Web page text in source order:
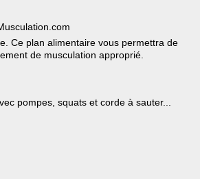
Ce plan alimentaire vous permettra de
de musculation approprié.
pompes, squats et corde à sauter...